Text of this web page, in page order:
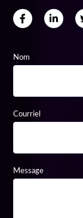
Nom
Courriel
Message